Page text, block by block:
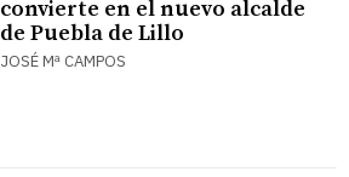
convierte en el nuevo alcalde
de Puebla de Lillo
JOSÉ Mª CAMPOS